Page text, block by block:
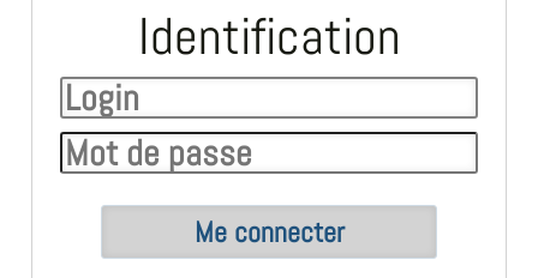
Identification